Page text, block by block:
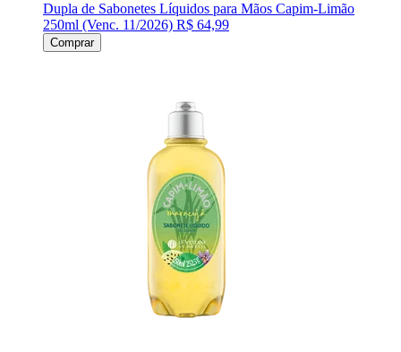
Dupla de Sabonetes Líquidos para Mãos Capim-Limão
250ml (Venc. 11/2026) R$ 64,99
Comprar